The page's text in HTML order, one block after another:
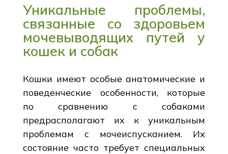
Уникальные проблемы,
связанные со здоровьем
мочевыводящих путей у
кошек и собак
Кошки имеют особые анатомические и
поведенческие особенности, которые
по сравнению с собаками
предрасполагают их к уникальным
проблемам с мочеиспусканием. Их
состояние часто требует специальных